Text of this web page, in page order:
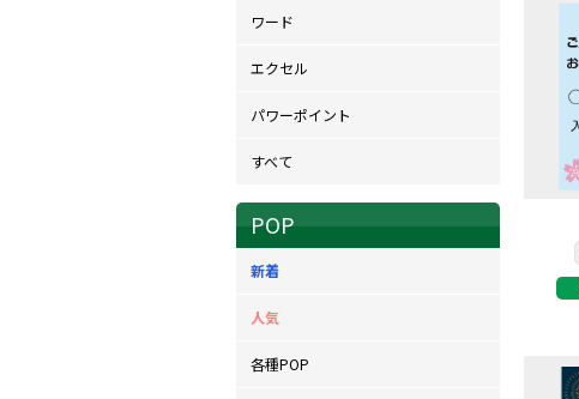
ワード
エクセル
パワーポイント
すべて
POP
新着
人気
各種POP